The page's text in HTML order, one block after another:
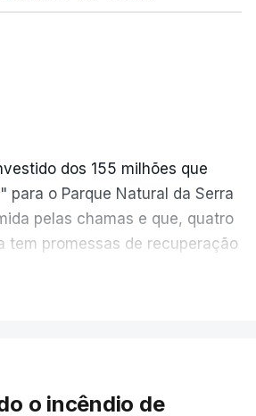
dos 155 milhões que
para o Parque Natural da Serra
pelas chamas e que, quatro
tem promessas de recuperação
o incêndio de